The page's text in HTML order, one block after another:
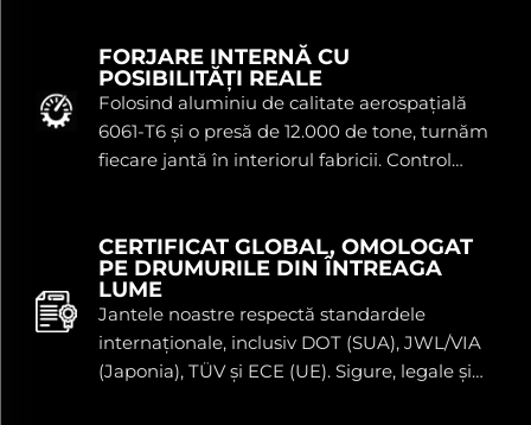
FORJARE INTERNĂ CU
POSIBILITĂȚI REALE
Folosind aluminiu de calitate aerospațială
6061-T6 și o presă de 12.000 de tone, turnăm
fiecare jantă în interiorul fabricii. Control
CERTIFICAT GLOBAL, OMOLOGAT
PE DRUMURILE DIN ÎNTREAGA
LUME
Jantele noastre respectă standardele
internaționale, inclusiv DOT (SUA), JWL/VIA
(Japonia), TÜV și ECE (UE). Sigure, legale și